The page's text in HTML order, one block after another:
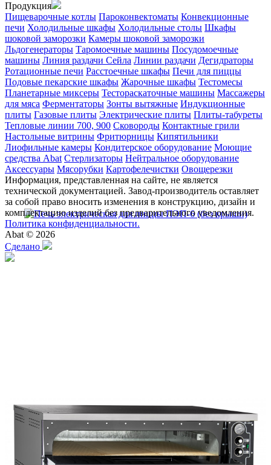
Продукция
Пищеварочные котлы Пароконвектоматы Конвекционные
печи Холодильные шкафы Холодильные столы Шкафы
шоковой заморозки Камеры шоковой заморозки
Льдогенераторы Таромоечные машины Посудомоечные
машины Линия раздачи Сейла Линии раздачи Дегидраторы
Ротационные печи Расстоечные шкафы Печи для пиццы
Подовые пекарские шкафы Жарочные шкафы Тестомесы
Планетарные миксеры Тестораскаточные машины Массажеры
для мяса Ферментаторы Зонты вытяжные Индукционные
плиты Газовые плиты Электрические плиты Плиты-табуреты
Тепловые линии 700, 900 Сковороды Контактные грили
Настольные витрины Фритюрницы Кипятильники
Лиофильные камеры Кондитерское оборудование Моющие
средства Abat Стерлизаторы Нейтральное оборудование
Аксессуары Мясорубки Картофелечистки Овощерезки
Информация, представленная на сайте, не является
технической документацией. Завод-производитель оставляет
за собой право вносить изменения в конструкцию, дизайн и
комплектацию изделий без предварительного уведомления.
Политика конфиденциальности.
Abat © 2026
Сделано